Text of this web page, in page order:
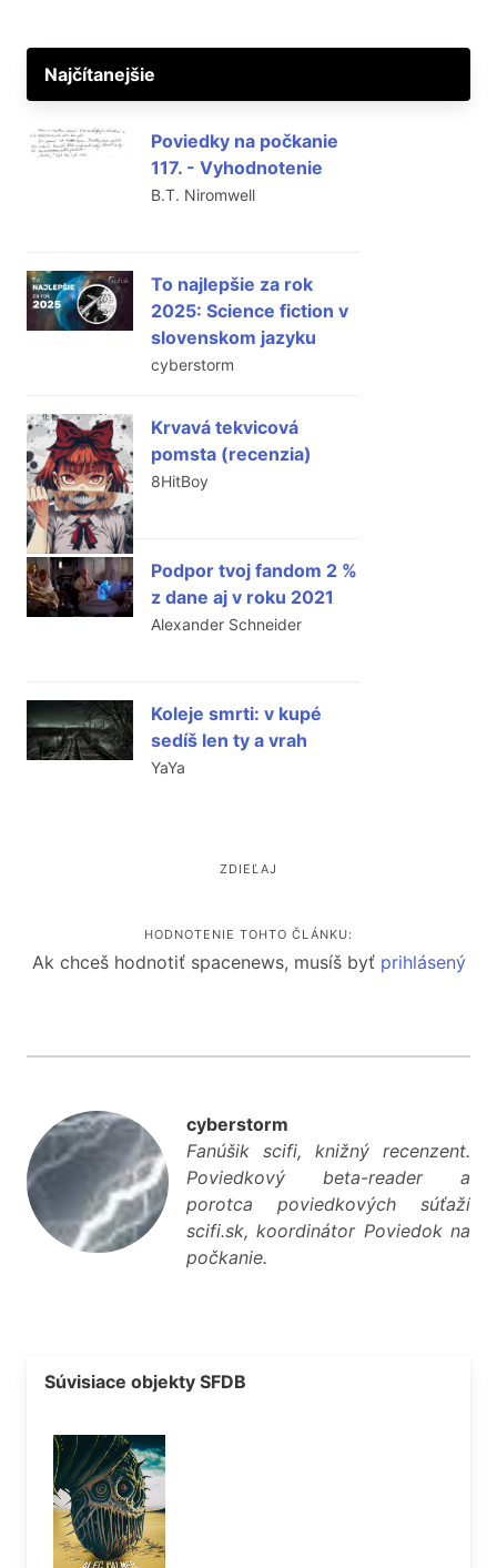
Najčítanejšie
Poviedky na počkanie
117. - Vyhodnotenie
B.T. Niromwell
To najlepšie za rok
2025: Science fiction v
slovenskom jazyku
cyberstorm
Krvavá tekvicová
pomsta (recenzia)
8HitBoy
Podpor tvoj fandom 2 %
z dane aj v roku 2021
Alexander Schneider
Koleje smrti: v kupé
sedíš len ty a vrah
YaYa
ZDIEĽAJ
HODNOTENIE TOHTO ČLÁNKU:
Ak chceš hodnotiť spacenews, musíš byť prihlásený
cyberstorm
Fanúšik scifi, knižný recenzent.
Poviedkový beta-reader a
porotca poviedkových súťaží
scifi.sk, koordinátor Poviedok na
počkanie.
Súvisiace objekty SFDB